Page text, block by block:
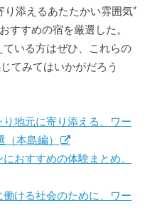
り添えるあたたかい雰囲気”
すすめの宿を厳選した。
いる方はぜひ、これらの
てみてはいかがだろう
地元に寄り添える、ワー
本島編）
おすすめの体験まとめ。
ける社会のために、ワー